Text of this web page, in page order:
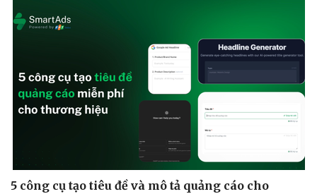
5 công cụ tạo tiêu đề và mô tả quảng cáo cho